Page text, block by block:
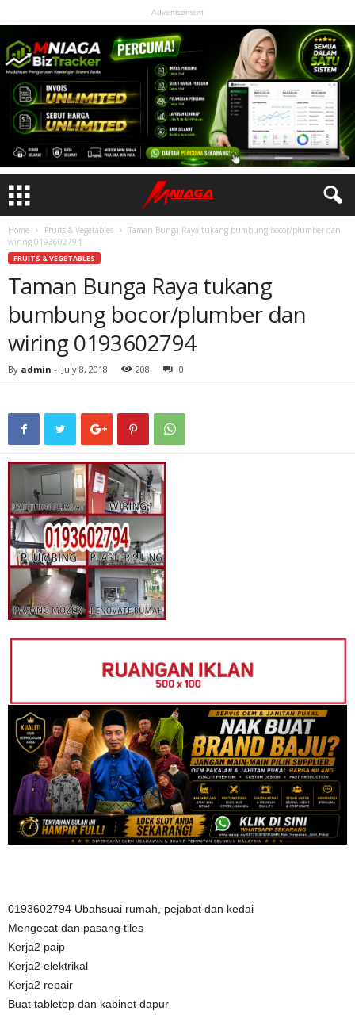
Advertisement
Home Fruits & Vegetables
Taman Bunga Raya tukang bumbung bocor/plumber dan
wiring 0193602794
FRUITS & VEGETABLES
Taman Bunga Raya tukang
bumbung bocor/plumber dan
wiring 0193602794
By admin - July 8, 2018 208 0
0193602794 Ubahsuai rumah, pejabat dan kedai
Mengecat dan pasang tiles
Kerja2 paip
Kerja2 elektrikal
Kerja2 repair
Buat tabletop dan kabinet dapur